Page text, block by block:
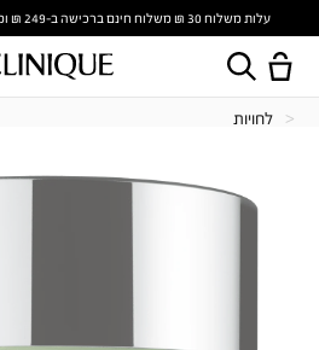
עלות משלוח 30 ₪ משלוח חינם ברכישה ב-249 ₪ ומעלה | עד 14 ימי עסקים
לחויות